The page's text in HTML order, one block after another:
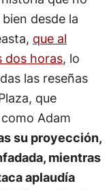
desde la
que al
dos horas, lo
las reseñas
que
Adam
su proyección,
mientras
aplaudía